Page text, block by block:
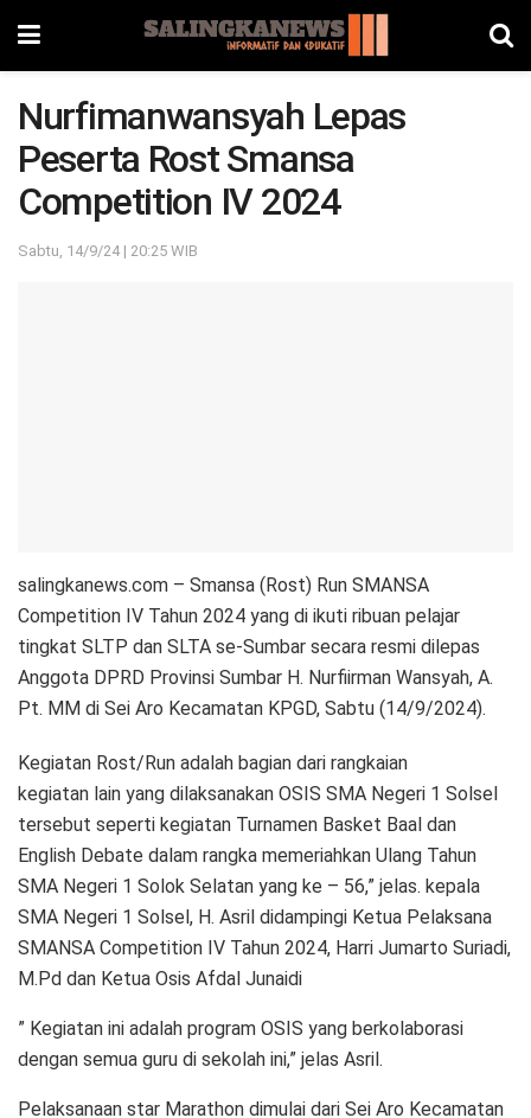
Nurfimanwansyah Lepas
Peserta Rost Smansa
Competition IV 2024
Sabtu, 14/9/24 | 20:25 WIB
salingkanews.com – Smansa (Rost) Run SMANSA
Competition IV Tahun 2024 yang di ikuti ribuan pelajar
tingkat SLTP dan SLTA se-Sumbar secara resmi dilepas
Anggota DPRD Provinsi Sumbar H. Nurfiirman Wansyah, A.
Pt. MM di Sei Aro Kecamatan KPGD, Sabtu (14/9/2024).
Kegiatan Rost/Run adalah bagian dari rangkaian
kegiatan lain yang dilaksanakan OSIS SMA Negeri 1 Solsel
tersebut seperti kegiatan Turnamen Basket Baal dan
English Debate dalam rangka memeriahkan Ulang Tahun
SMA Negeri 1 Solok Selatan yang ke – 56,” jelas. kepala
SMA Negeri 1 Solsel, H. Asril didampingi Ketua Pelaksana
SMANSA Competition IV Tahun 2024, Harri Jumarto Suriadi,
M.Pd dan Ketua Osis Afdal Junaidi
” Kegiatan ini adalah program OSIS yang berkolaborasi
dengan semua guru di sekolah ini,” jelas Asril.
Pelaksanaan star Marathon dimulai dari Sei Aro Kecamatan